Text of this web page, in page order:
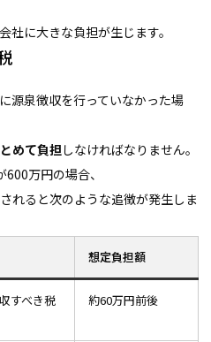
社に大きな負担が生じます。
源泉徴収を行っていなかった場
めて負担 しなければなりません。
万円の場合、
れると次のような追徴が発生しま
想定負担額
すべき税
約60万円前後